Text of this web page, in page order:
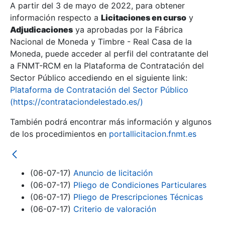
Erakutsi/Ezkutatu
Erakutsi/Ezkutatu
Erakutsi/Ezkutatu
Erakutsi/Ezkutatu
A partir del 3 de mayo de 2022, para obtener
información respecto a Licitaciones en curso y
Adjudicaciones ya aprobadas por la Fábrica
Nacional de Moneda y Timbre - Real Casa de la
Moneda, puede acceder al perfil del contratante del
a FNMT-RCM en la Plataforma de Contratación del
Sector Público accediendo en el siguiente link:
Plataforma de Contratación del Sector Público
(https://contrataciondelestado.es/)
También podrá encontrar más información y algunos
de los procedimientos en portallicitacion.fnmt.es
(06-07-17) Anuncio de licitación
(06-07-17) Pliego de Condiciones Particulares
(06-07-17) Pliego de Prescripciones Técnicas
(06-07-17) Criterio de valoración